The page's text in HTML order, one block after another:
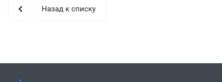
Назад к списку